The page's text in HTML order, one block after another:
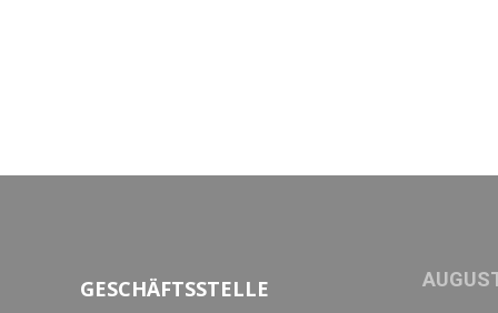
GESCHÄFTSSTELLE